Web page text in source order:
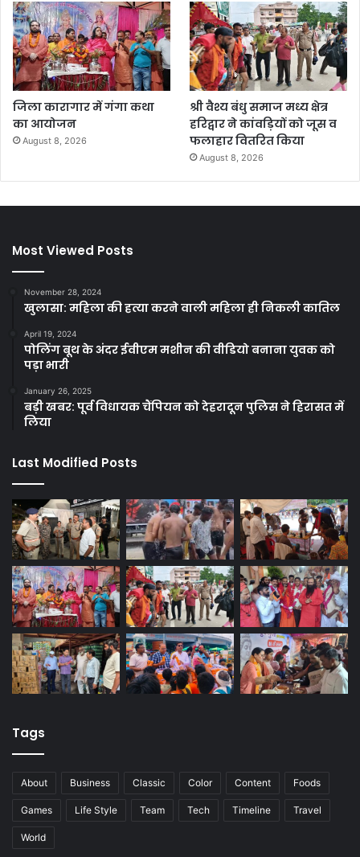
जिला कारागार में गंगा कथा
का आयोजन
August 8, 2026
श्री वैश्य बंधु समाज मध्य क्षेत्र
हरिद्वार ने कांवड़ियों को जूस व
फलाहार वितरित किया
August 8, 2026
Most Viewed Posts
November 28, 2024
खुलासा: महिला की हत्या करने वाली महिला ही निकली कातिल
April 19, 2024
पोलिंग बूथ के अंदर ईवीएम मशीन की वीडियो बनाना युवक को
पड़ा भारी
January 26, 2025
बड़ी खबर: पूर्व विधायक चैंपियन को देहरादून पुलिस ने हिरासत में
लिया
Last Modified Posts
Tags
About Business Classic Color Content Foods
Games Life Style Team Tech Timeline Travel
World